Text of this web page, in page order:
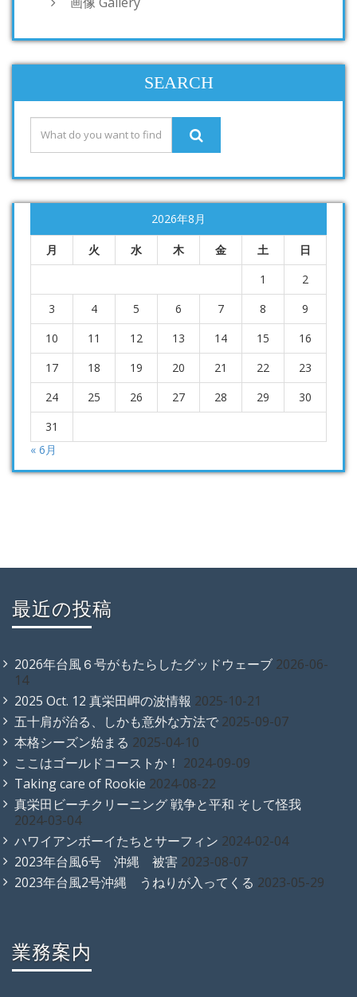
SEARCH
2026年8月
月 火 水 木 金 土
日
1
2
3
4 5 6 7 8
9
10
11 12 13 14 15
16
17
18 19 20 21 22
23
24
25 26 27 28 29
30
31
« 6月
最近の投稿
2026年台風６号がもたらしたグッドウェーブ 2026-06-
14
2025 Oct. 12 真栄田岬の波情報 2025-10-21
五十肩が治る、しかも意外な方法で 2025-09-07
本格シーズン始まる 2025-04-10
ここはゴールドコーストか！ 2024-09-09
Taking care of Rookie 2024-08-22
真栄田ビーチクリーニング 戦争と平和 そして怪我
2024-03-04
ハワイアンボーイたちとサーフィン 2024-02-04
2023年台風6号 沖縄 被害 2023-08-07
2023年台風2号沖縄 うねりが入ってくる 2023-05-29
業務案内